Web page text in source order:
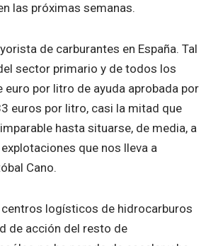
las próximas semanas.
de carburantes en España. Tal
sector primario y de todos los
por litro de ayuda aprobada por
euros por litro, casi la mitad que
hasta situarse, de media, a
que nos lleva a
Cano.
centros logísticos de hidrocarburos
de acción del resto de